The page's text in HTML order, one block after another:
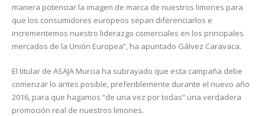
manera potenciar la imagen de marca de nuestros limones para
que los consumidores europeos sepan diferenciarlos e
incrementemos nuestro liderazgo comerciales en los principales
mercados de la Unión Europea”, ha apuntado Gálvez Caravaca.
El titular de ASAJA Murcia ha subrayado que esta campaña debe
comenzar lo antes posible, preferiblemente durante el nuevo año
2016, para que hagamos “de una vez por todas” una verdadera
promoción real de nuestros limones.